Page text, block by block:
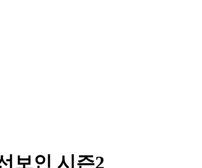
보인 시즌2